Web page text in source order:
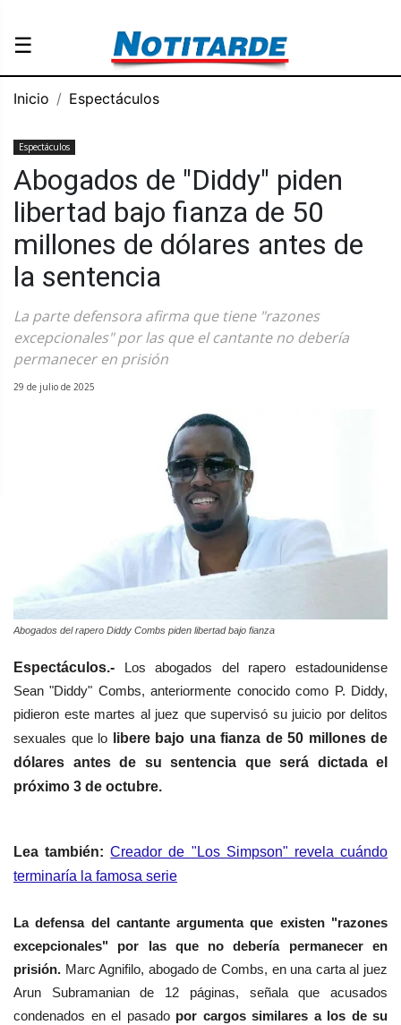
☰
Inicio Espectáculos
Espectáculos
Abogados de "Diddy" piden
libertad bajo fianza de 50
millones de dólares antes de
la sentencia
La parte defensora afirma que tiene "razones
excepcionales" por las que el cantante no debería
permanecer en prisión
29 de julio de 2025
Abogados del rapero Diddy Combs piden libertad bajo fianza
Espectáculos.- Los abogados del rapero estadounidense
Sean "Diddy" Combs, anteriormente conocido como P. Diddy,
pidieron este martes al juez que supervisó su juicio por delitos
sexuales que lo libere bajo una fianza de 50 millones de
dólares antes de su sentencia que será dictada el
próximo 3 de octubre.
Lea también:Creador de "Los Simpson" revela cuándo
terminaría la famosa serie
La defensa del cantante argumenta que existen "razones
excepcionales" por las que no debería permanecer en
prisión. Marc Agnifilo, abogado de Combs, en una carta al juez
Arun Subramanian de 12 páginas, señala que acusados
condenados en el pasado por cargos similares a los de su